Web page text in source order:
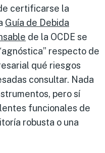
certificarse la
Guía de Debida
de la OCDE se
respecto de
qué riesgos
consultar. Nada
pero sí
funcionales de
robusta o una